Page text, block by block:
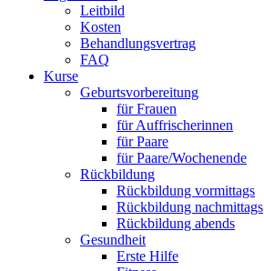
Leitbild
Kosten
Behandlungsvertrag
FAQ
Kurse
Geburtsvorbereitung
für Frauen
für Auffrischerinnen
für Paare
für Paare/Wochenende
Rückbildung
Rückbildung vormittags
Rückbildung nachmittags
Rückbildung abends
Gesundheit
Erste Hilfe